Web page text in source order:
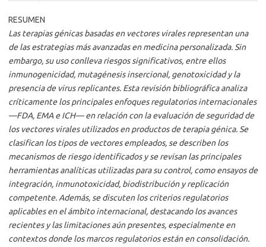
RESUMEN
Las terapias génicas basadas en vectores virales representan una
de las estrategias más avanzadas en medicina personalizada. Sin
embargo, su uso conlleva riesgos significativos, entre ellos
inmunogenicidad, mutagénesis insercional, genotoxicidad y la
presencia de virus replicantes. Esta revisión bibliográfica analiza
críticamente los principales enfoques regulatorios internacionales
—FDA, EMA e ICH— en relación con la evaluación de seguridad de
los vectores virales utilizados en productos de terapia génica. Se
clasifican los tipos de vectores empleados, se describen los
mecanismos de riesgo identificados y se revisan las principales
herramientas analíticas utilizadas para su control, como ensayos de
integración, inmunotoxicidad, biodistribución y replicación
competente. Además, se discuten los criterios regulatorios
aplicables en el ámbito internacional, destacando los avances
recientes y las limitaciones aún presentes, especialmente en
contextos donde los marcos regulatorios están en consolidación.